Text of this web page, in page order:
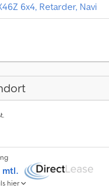
6x4, Retarder, Navi
mtl.
hier